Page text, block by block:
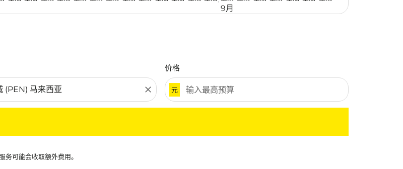
9月
close
价格
元
可能会收取额外费用。